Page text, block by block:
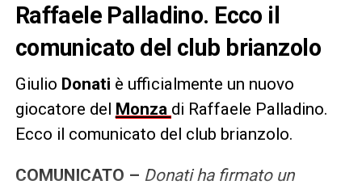
Raffaele Palladino. Ecco il
comunicato del club brianzolo
Giulio Donati è ufficialmente un nuovo
giocatore del Monza di Raffaele Palladino.
Ecco il comunicato del club brianzolo.
COMUNICATO – Donati ha firmato un